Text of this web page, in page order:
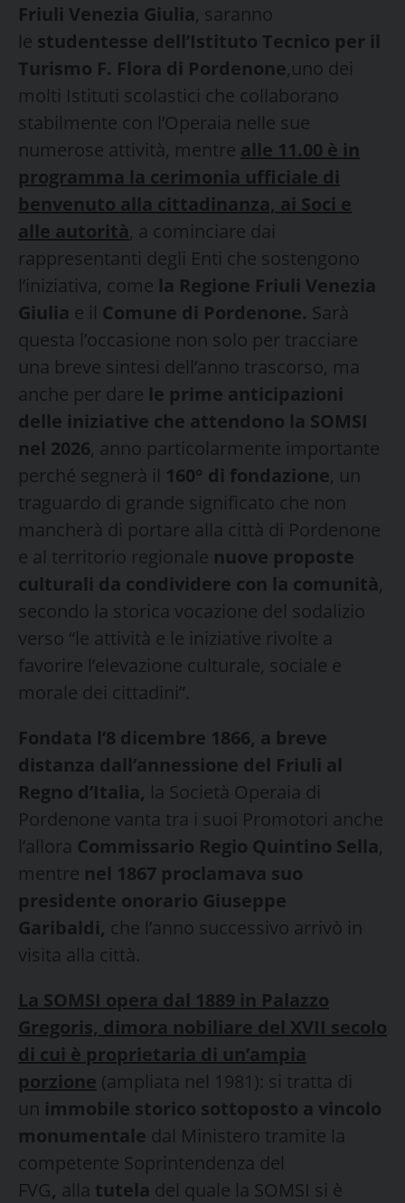
Friuli Venezia Giulia, saranno
le studentesse dell’Istituto Tecnico per il
Turismo F. Flora di Pordenone,uno dei
molti Istituti scolastici che collaborano
stabilmente con l’Operaia nelle sue
numerose attività, mentre alle 11.00 è in
programma la cerimonia ufficiale di
benvenuto alla cittadinanza, ai Soci e
alle autorità, a cominciare dai
rappresentanti degli Enti che sostengono
l’iniziativa, come la Regione Friuli Venezia
Giulia e il Comune di Pordenone. Sarà
questa l’occasione non solo per tracciare
una breve sintesi dell’anno trascorso, ma
anche per dare le prime anticipazioni
delle iniziative che attendono la SOMSI
nel 2026, anno particolarmente importante
perché segnerà il 160° di fondazione, un
traguardo di grande significato che non
mancherà di portare alla città di Pordenone
e al territorio regionale nuove proposte
culturali da condividere con la comunità,
secondo la storica vocazione del sodalizio
verso “le attività e le iniziative rivolte a
favorire l’elevazione culturale, sociale e
morale dei cittadini”.
Fondata l’8 dicembre 1866, a breve
distanza dall’annessione del Friuli al
Regno d’Italia, la Società Operaia di
Pordenone vanta tra i suoi Promotori anche
l’allora Commissario Regio Quintino Sella,
mentre nel 1867 proclamava suo
presidente onorario Giuseppe
Garibaldi, che l’anno successivo arrivò in
visita alla città.
La SOMSI opera dal 1889 in Palazzo
Gregoris, dimora nobiliare del XVII secolo
di cui è proprietaria di un’ampia
porzione (ampliata nel 1981): si tratta di
un immobile storico sottoposto a vincolo
monumentale dal Ministero tramite la
competente Soprintendenza del
FVG, alla tutela del quale la SOMSI si è